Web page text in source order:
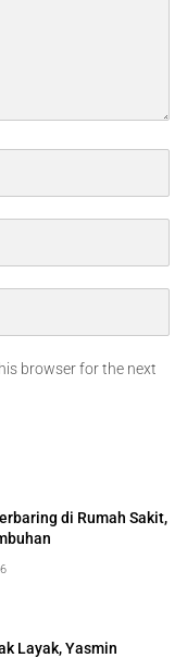
browser for the next
di Rumah Sakit,
Layak, Yasmin